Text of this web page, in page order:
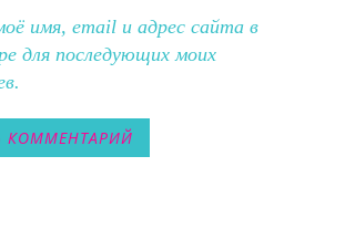
имя, email и адрес сайта в
для последующих моих